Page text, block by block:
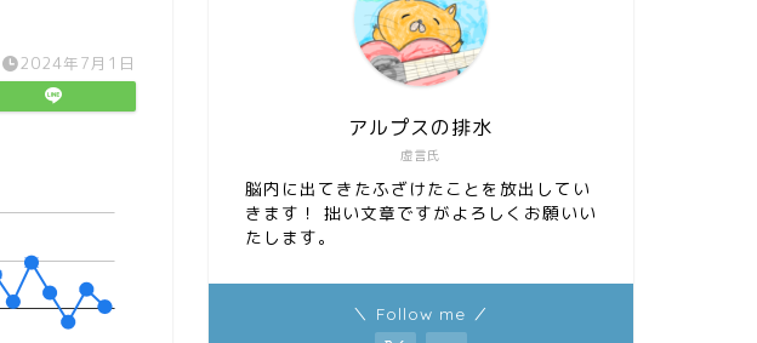
2024年7月1日
虚言氏
アルプスの排水
脳内に出てきたふざけたことを放出してい
きます！ 拙い文章ですがよろしくお願いい
たします。
＼ Follow me ／